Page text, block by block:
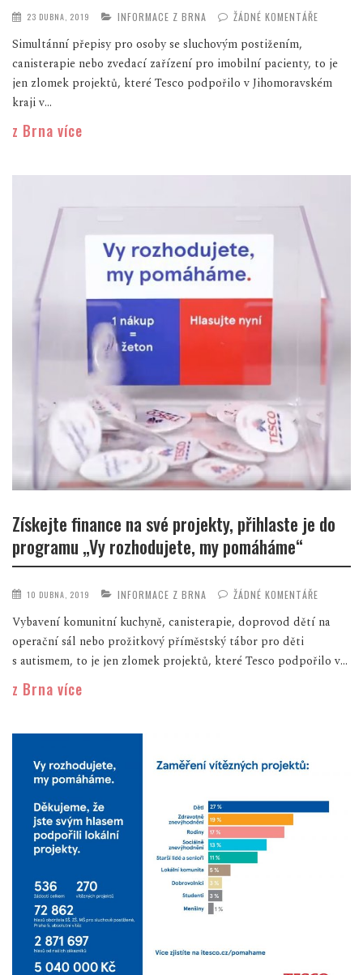
23 DUBNA, 2019 INFORMACE Z BRNA ŽÁDNÉ KOMENTÁŘE
Simultánní přepisy pro osoby se sluchovým postižením,
canisterapie nebo zvedací zařízení pro imobilní pacienty, to je
jen zlomek projektů, které Tesco podpořilo v Jihomoravském
kraji v...
z Brna více
Získejte finance na své projekty, přihlaste je do
programu „Vy rozhodujete, my pomáháme“
10 DUBNA, 2019 INFORMACE Z BRNA ŽÁDNÉ KOMENTÁŘE
Vybavení komunitní kuchyně, canisterapie, doprovod dětí na
operační sál nebo prožitkový příměstský tábor pro děti
s autismem, to je jen zlomek projektů, které Tesco podpořilo v...
z Brna více